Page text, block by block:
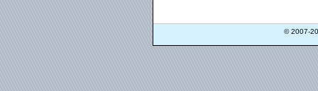
© 2007-